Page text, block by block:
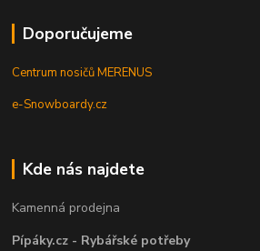
Doporučujeme
Centrum nosičů MERENUS
e-Snowboardy.cz
Kde nás najdete
Kamenná prodejna
Pípáky.cz - Rybářské potřeby